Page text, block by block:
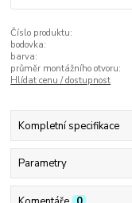
Číslo produktu:
bodovka:
barva:
průměr montážního otvoru:
Hlídat cenu / dostupnost
Kompletní specifikace
Parametry